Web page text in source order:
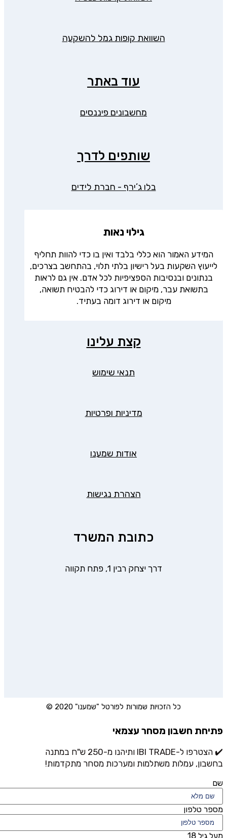
השוואת קופות גמל להשקעה
עוד באתר
מחשבונים פיננסים
שותפים לדרך
בלו ג’ירף - חברת לידים
גילוי נאות
המידע האמור הוא כללי בלבד ואין בו כדי להוות תחליף
לייעוץ השקעות בעל רישיון בלתי תלוי, בהתחשב בצרכים,
בנתונים ובנסיבות הספציפיות לכל אדם. אין גם לראות
בתשואת עבר, מיקום או דירוג כדי להבטיח תשואה,
מיקום או דירוג דומה בעתיד.
קצת עלינו
תנאי שימוש
מדיניות ופרטיות
אודות שמענו
הצהרת נגישות
כתובת המשרד
דרך יצחק רבין 1, פתח תקווה
כל הזכויות שמורות לפורטל "שמענו" 2020 ©
פתיחת חשבון מסחר עצמאי
✔️ הצטרפו ל-IBI TRADE ותיהנו מ-250 ש"ח במתנה
בחשבון, עמלות משתלמות ומערכות מסחר מתקדמות!
שם
מספר טלפון
מעל גיל 18